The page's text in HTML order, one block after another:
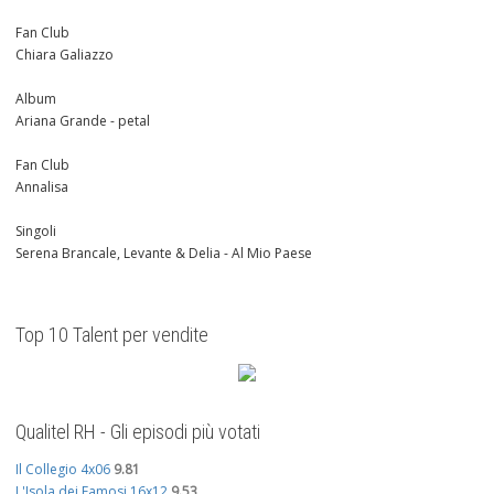
Fan Club
Chiara Galiazzo
Album
Ariana Grande - petal
Fan Club
Annalisa
Singoli
Serena Brancale, Levante & Delia - Al Mio Paese
Top 10 Talent per vendite
Qualitel RH - Gli episodi più votati
Il Collegio 4x06 9.81